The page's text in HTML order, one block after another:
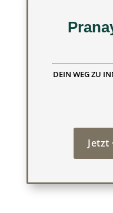
DEIN WEG ZU
Jetzt